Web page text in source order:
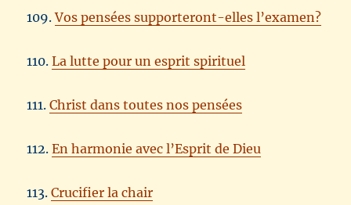
109.Vos pensées supporteront-elles l’examen?
110.La lutte pour un esprit spirituel
111.Christ dans toutes nos pensées
112.En harmonie avec l’Esprit de Dieu
113.Crucifier la chair